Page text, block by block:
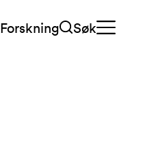
Forskning Søk